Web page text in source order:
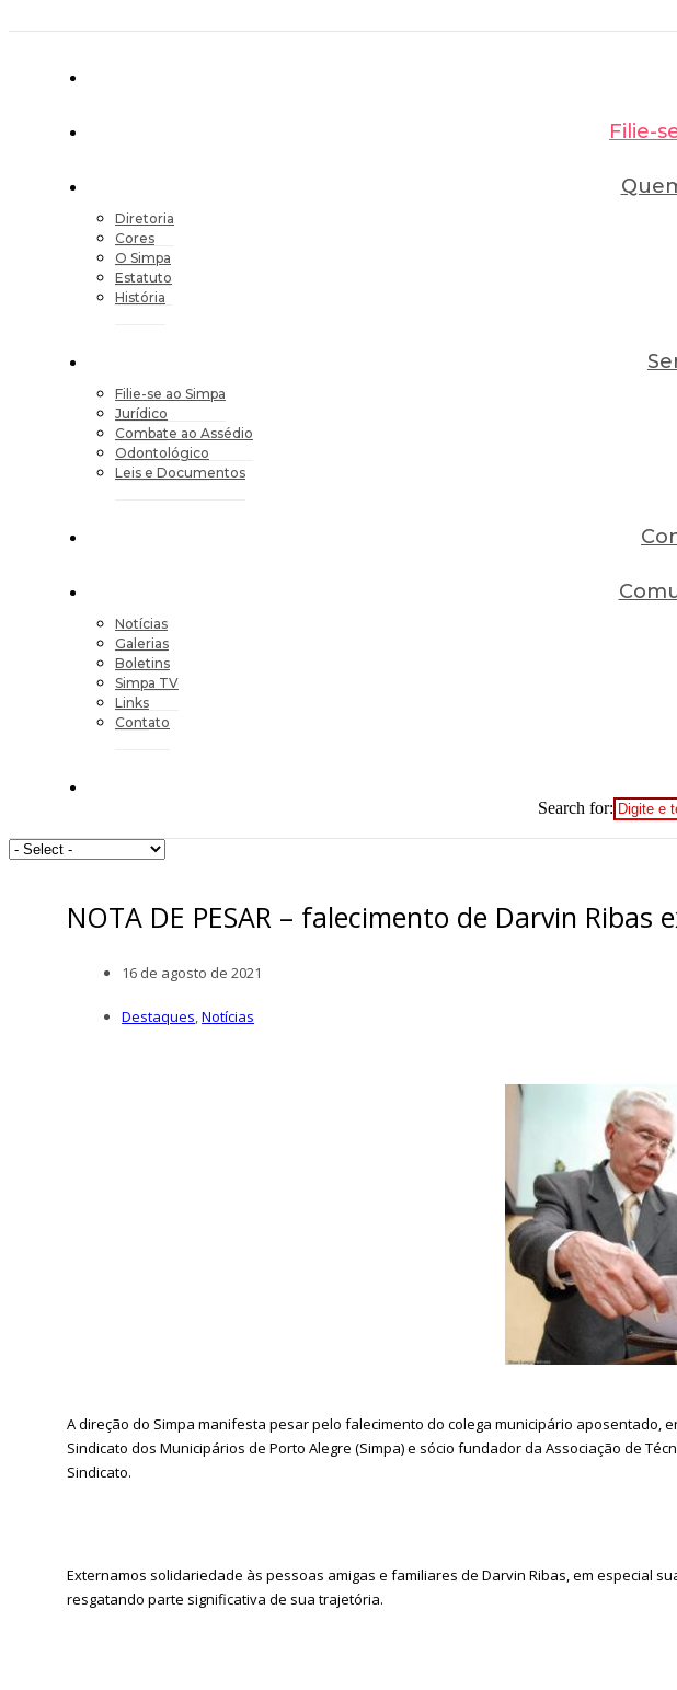
Filie-
Diretoria
Cores
O Simpa
Estatuto
História
Filie-se ao Simpa
Jurídico
Combate ao Assédio
Odontológico
Leis e Documentos
Notícias
Galerias
Boletins
Simpa TV
Links
Contato
Search for:
NOTA DE PESAR – falecimento de Darvin Ribas
16 de agosto de 2021
Destaques,Notícias
A direção do Simpa manifesta pesar pelo falecimento do colega municipário aposentado,
Sindicato dos Municipários de Porto Alegre (Simpa) e sócio fundador da Associação de
Sindicato.
Externamos solidariedade às pessoas amigas e familiares de Darvin Ribas, em especial
resgatando parte significativa de sua trajetória.